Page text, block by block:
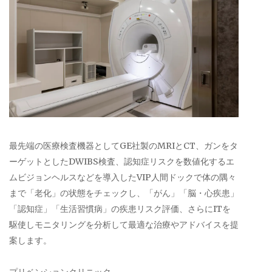
最先端の医療検査機器としてGE社製のMRIとCT、ガンをタ
ーゲットとしたDWIBS検査、認知症リスクを数値化するエ
ムビジョンヘルスなどを導入したVIP人間ドックで体の隅々
まで「老化」の状態をチェックし、「がん」「脳・心疾患」
「認知症」「生活習慣病」の疾患リスク評価、さらにITを
駆使しモニタリングを分析して最適な治療やアドバイスを提
案します。